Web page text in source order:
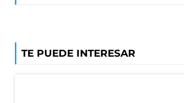
TE PUEDE INTERESAR